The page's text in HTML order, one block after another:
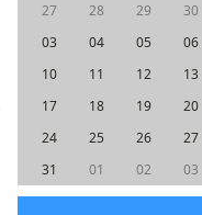
27
28 29 30
03
04 05 06
10
11 12 13
17
18 19 20
24
25 26 27
31
01 02 03